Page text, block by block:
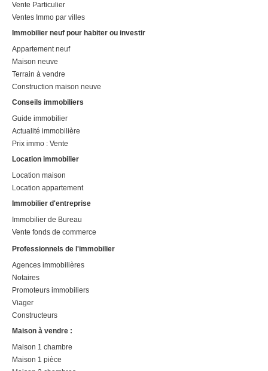
Vente Particulier
Ventes Immo par villes
Immobilier neuf pour habiter ou investir
Appartement neuf
Maison neuve
Terrain à vendre
Construction maison neuve
Conseils immobiliers
Guide immobilier
Actualité immobilière
Prix immo : Vente
Location immobilier
Location maison
Location appartement
Immobilier d'entreprise
Immobilier de Bureau
Vente fonds de commerce
Professionnels de l'immobilier
Agences immobilières
Notaires
Promoteurs immobiliers
Viager
Constructeurs
Maison à vendre :
Maison 1 chambre
Maison 1 pièce